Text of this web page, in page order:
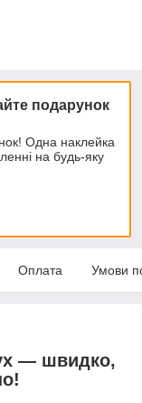
подарунок
Одна наклейка
на будь-яку
Оплата Умови
— швидко,